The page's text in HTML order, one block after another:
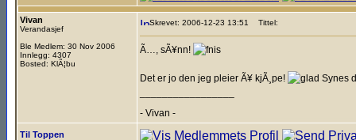
Vivan
Verandasjef
Ble Medlem: 30 Nov 2006
Innlegg: 4307
Bosted: KlÃ¦bu
Skrevet: 2006-12-23 13:51 Tittel:
Ã…, sÃ¥nn!
Det er jo den jeg pleier Ã¥ kjÃ¸pe!
Synes
- Vivan -
Til Toppen